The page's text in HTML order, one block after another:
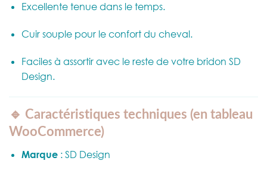
Excellente tenue dans le temps.
Cuir souple pour le confort du cheval.
Faciles à assortir avec le reste de votre bridon SD
Design.
🔹 Caractéristiques techniques (en tableau
WooCommerce)
Marque: SD Design